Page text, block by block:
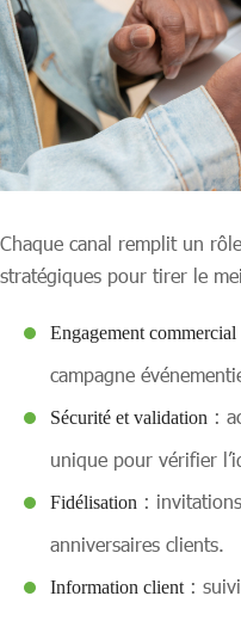
Chaque canal remplit un
stratégiques pour tirer le
Engagement commercial
campagne
Sécurité et validation :
unique pour vérifier
Fidélisation :
anniversaires clients.
Information client :